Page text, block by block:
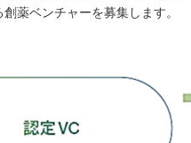
薬ベンチャーを募集します。